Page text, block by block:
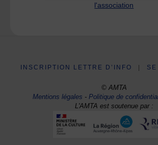
l'association
INSCRIPTION LETTRE D’INFO
© AMTA
Mentions légales -Politique de
L'AMTA est soutenue par :